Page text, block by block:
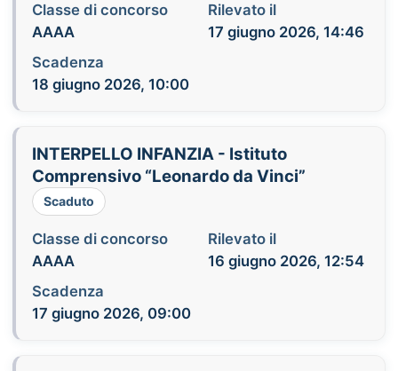
Classe di concorso
AAAA
Rilevato il
17 giugno 2026, 14:46
Scadenza
18 giugno 2026, 10:00
INTERPELLO INFANZIA - Istituto
Comprensivo “Leonardo da Vinci”
Scaduto
Classe di concorso
AAAA
Rilevato il
16 giugno 2026, 12:54
Scadenza
17 giugno 2026, 09:00